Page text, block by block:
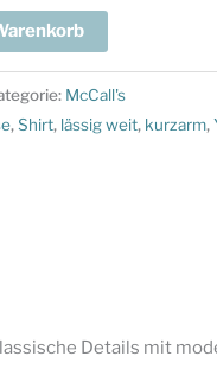
McCall's
,Shirt, lässig weit, kurzarm,
Details mit